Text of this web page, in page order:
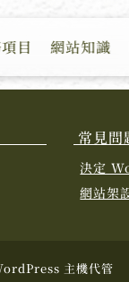
目 網站知識
常見問
決定
網站架
主機代管